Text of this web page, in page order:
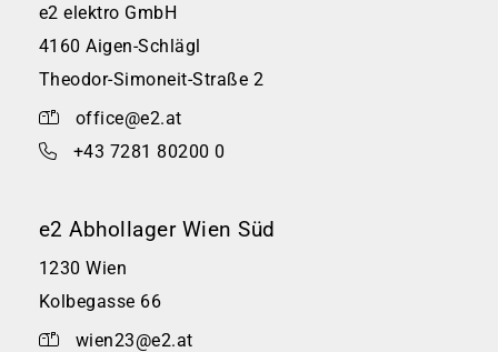
e2 elektro GmbH
4160 Aigen-Schlägl
Theodor-Simoneit-Straße 2
office@e2.at
+43 7281 80200 0
e2 Abhollager Wien Süd
1230 Wien
Kolbegasse 66
wien23@e2.at